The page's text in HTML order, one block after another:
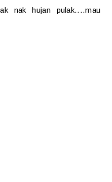
nak hujan pulak....mau